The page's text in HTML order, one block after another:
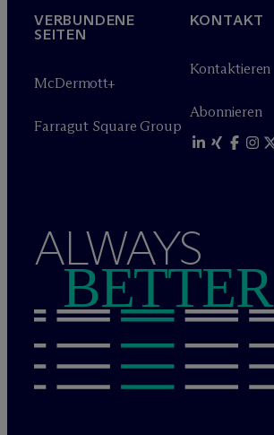
VERBUNDENE
SEITEN
McDermott+
Farragut Square Group
KONTAKT
Kontaktieren
Abonnieren
ALWAYS
BETTER